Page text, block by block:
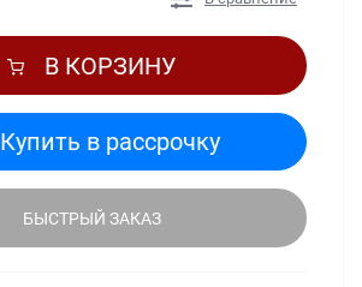
В КОРЗИНУ
Купить в рассрочку
БЫСТРЫЙ ЗАКАЗ